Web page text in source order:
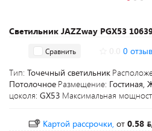
Светильник JAZZway PGX53
Сравнить 0
Тип: Точечный светильник
Потолочное Размещение: Гостиная,
цоколя: GX53 Максимальная
Картой рассрочки, от 0.58